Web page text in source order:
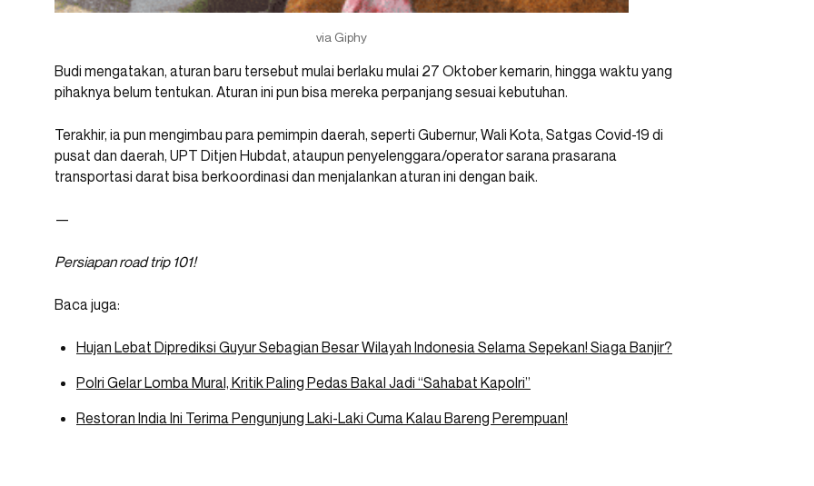
via Giphy
Budi mengatakan, aturan baru tersebut mulai berlaku mulai 27 Oktober kemarin, hingga waktu yang
pihaknya belum tentukan. Aturan ini pun bisa mereka perpanjang sesuai kebutuhan.
Terakhir, ia pun mengimbau para pemimpin daerah, seperti Gubernur, Wali Kota, Satgas Covid-19 di
pusat dan daerah, UPT Ditjen Hubdat, ataupun penyelenggara/operator sarana prasarana
transportasi darat bisa berkoordinasi dan menjalankan aturan ini dengan baik.
—
Persiapan road trip 101!
Baca juga:
Hujan Lebat Diprediksi Guyur Sebagian Besar Wilayah Indonesia Selama Sepekan! Siaga Banjir?
Polri Gelar Lomba Mural, Kritik Paling Pedas Bakal Jadi “Sahabat Kapolri”
Restoran India Ini Terima Pengunjung Laki-Laki Cuma Kalau Bareng Perempuan!